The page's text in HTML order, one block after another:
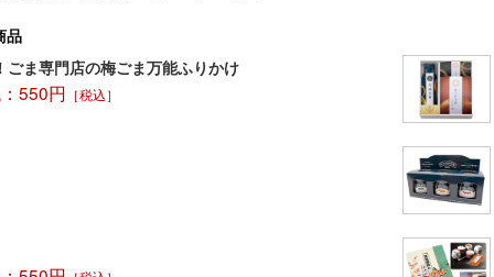
品
ごま専門店の梅ごま万能ふりかけ
550円 ［税込］